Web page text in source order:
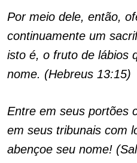
Por meio dele, então,
continuamente um
isto é, o fruto de lábios
nome. (Hebreus 13:15)
Entre em seus portões
em seus tribunais com
abençoe seu nome!